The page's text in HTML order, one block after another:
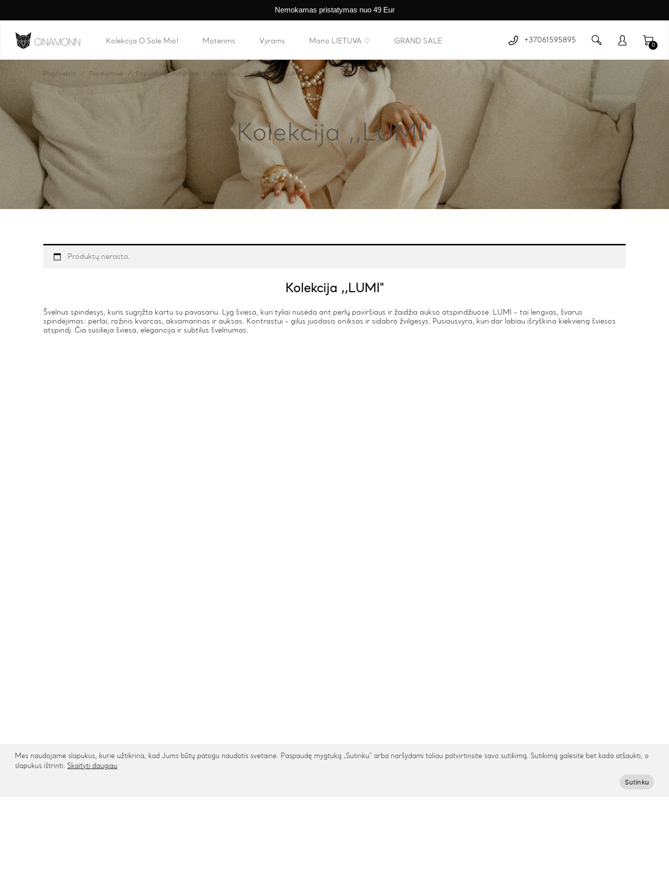
Nemokamas pristatymas nuo 49 Eur
Kolekcija O Sole Mio! Moterims Vyrams Mano LIETUVA ♡ GRAND SALE +37061595895
0
Kolekcija ,,LUMI"
Pagrindinis Parduotuvė Papuošalai moterims Kolekcijos Kolekcija ,,LUMI"
Produktų nerasta.
Kolekcija ,,LUMI"
Švelnus spindesys, kuris sugrįžta kartu su pavasariu. Lyg šviesa, kuri tyliai nusėda ant perlų paviršiaus ir žaidžia aukso atspindžiuose. LUMI - tai lengvas, švarus
spindėjimas: perlai, rožinis kvarcas, akvamarinas ir auksas. Kontrastui - gilus juodasis oniksas ir sidabro žvilgesys. Pusiausvyra, kuri dar labiau išryškina kiekvieną šviesos
atspindį. Čia susilieja šviesa, elegancija ir subtilus švelnumas.
Mes naudojame slapukus, kurie užtikrina, kad Jums būtų patogu naudotis svetaine. Paspaudę mygtuką „Sutinku“ arba naršydami toliau patvirtinsite savo sutikimą. Sutikimą galėsite bet kada atšaukti, o
slapukus ištrinti. Skaityti daugiau
Sutinku